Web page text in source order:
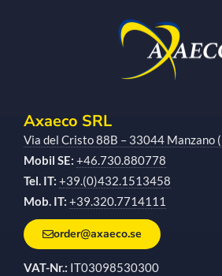
Axaeco SRL
Via del Cristo 88B – 33044 Manzano
Mobil SE: +46.730.880778
Tel. IT: +39.(0)432.1513458
Mob. IT: +39.320.7714111
order@axaeco.se
VAT-Nr.: IT03098530300